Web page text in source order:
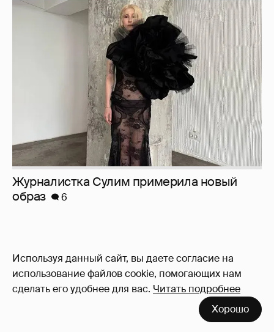
Используя данный сайт, вы даете согласие на
использование файлов cookie, помогающих нам
сделать его удобнее для вас. Читать подробнее
Хорошо
Журналистка Сулим примерила новый
образ
6